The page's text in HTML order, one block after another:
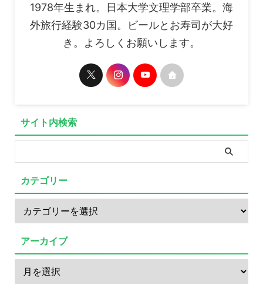
1978年生まれ。日本大学文理学部卒業。海
外旅行経験30カ国。ビールとお寿司が大好
き。よろしくお願いします。
サイト内検索
カテゴリー
アーカイブ